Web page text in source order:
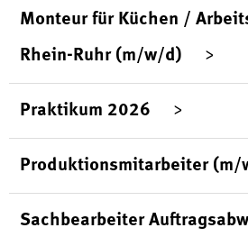
Monteur für Küchen /
Rhein-Ruhr (m/w/d)
Praktikum 2026
Produktionsmitarbeiter (m/
Sachbearbeiter